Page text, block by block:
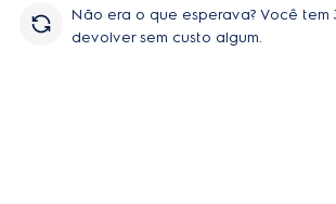
programadas, você pode preparar diversas
garantia de um bom resultado. Sua capacidade de 3,2L e
Não era o que esperava? Você tem
devolver sem custo algum.